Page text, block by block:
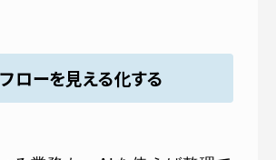
ローを見える化する